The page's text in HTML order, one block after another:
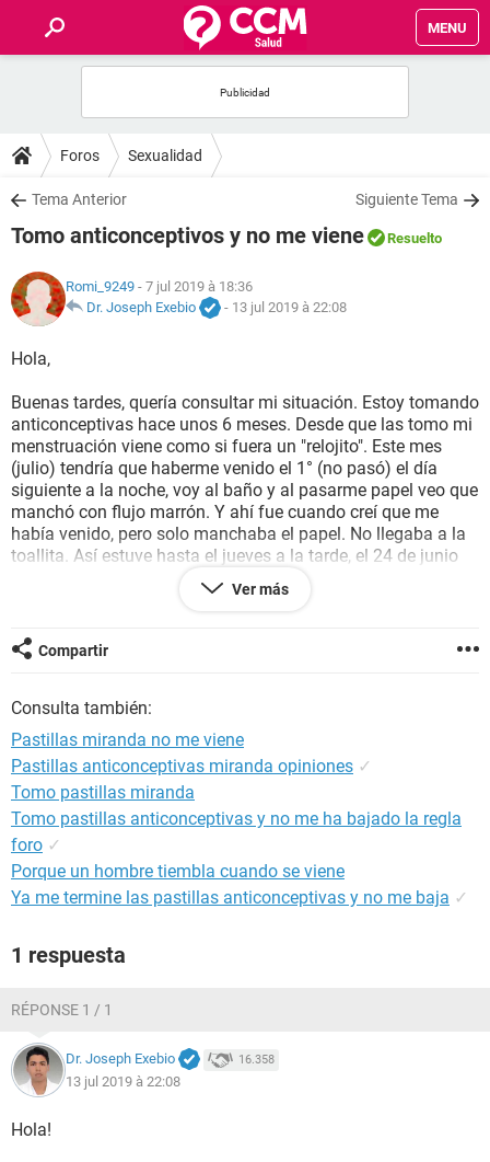
MENU
FORUMS
SALUD
NUTRICIÓN
BIENESTAR
SEXUALIDAD
GLOSARIO
Foros Sexualidad
Tema Anterior Siguiente Tema
Tomo anticonceptivos y no me viene Resuelto
Romi_9249 - 7 jul 2019 à 18:36
Dr. Joseph Exebio
- 13 jul 2019 à 22:08
Hola,
Buenas tardes, quería consultar mi situación. Estoy tomando
anticonceptivas hace unos 6 meses. Desde que las tomo mi
menstruación viene como si fuera un "relojito". Este mes
(julio) tendría que haberme venido el 1° (no pasó) el día
siguiente a la noche, voy al baño y al pasarme papel veo que
manchó con flujo marrón. Y ahí fue cuando creí que me
había venido, pero solo manchaba el papel. No llegaba a la
toallita. Así estuve hasta el jueves a la tarde, el 24 de junio
tuve relaciones con mi novio sin protección pero él no
terminó adentro. Tendrá algo que ver? La verdad es que yo
me olvidó alguna, tampoco estaba en mi día fértil ya que fue
del 15 al 18 de junio. Y los dolores como si me fuera a venir
haberme venido. Que puede ser? Espero respuesta.
Gracias
Ver más
Compartir
Consulta también:
Pastillas miranda no me viene
Pastillas anticonceptivas miranda opiniones ✓
Tomo pastillas miranda
Tomo pastillas anticonceptivas y no me ha bajado la regla
foro ✓
Porque un hombre tiembla cuando se viene
Ya me termine las pastillas anticonceptivas y no me baja ✓
1 respuesta
RÉPONSE 1 / 1
Dr. Joseph Exebio 16.358
13 jul 2019 à 22:08
Hola!